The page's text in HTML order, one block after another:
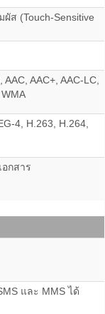
ส (Touch-Sensitive
AAC+, AAC-LC,
4, H.263, H.264,
กสาร
และ MMS ได้